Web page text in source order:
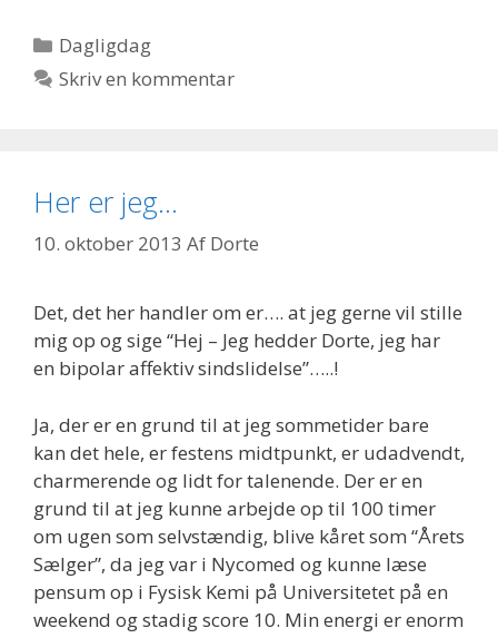
Kategorier
Dagligdag
Skriv en kommentar
Her er jeg…
10. oktober 2013 Af Dorte
Det, det her handler om er…. at jeg gerne vil stille
mig op og sige “Hej – Jeg hedder Dorte, jeg har
en bipolar affektiv sindslidelse”…..!
Ja, der er en grund til at jeg sommetider bare
kan det hele, er festens midtpunkt, er udadvendt,
charmerende og lidt for talenende. Der er en
grund til at jeg kunne arbejde op til 100 timer
om ugen som selvstændig, blive kåret som “Årets
Sælger”, da jeg var i Nycomed og kunne læse
pensum op i Fysisk Kemi på Universitetet på en
weekend og stadig score 10. Min energi er enorm